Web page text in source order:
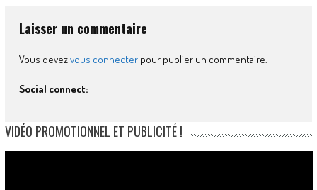
Laisser un commentaire
Vous devezvous connecterpour publier un commentaire.
Social connect:
VIDÉO PROMOTIONNEL ET PUBLICITÉ !